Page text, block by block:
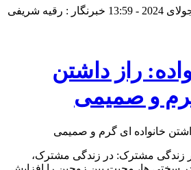
خبرنگار : رقیه شریفی
راز داشتن
و صمیمی
زندگی مشترک: در زندگی مشترک،